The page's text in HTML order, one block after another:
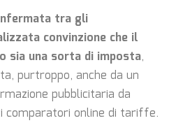
tra gli
convinzione che il
sia una sorta di imposta,
purtroppo, anche da un
pubblicitaria da
comparatori online di tariffe.